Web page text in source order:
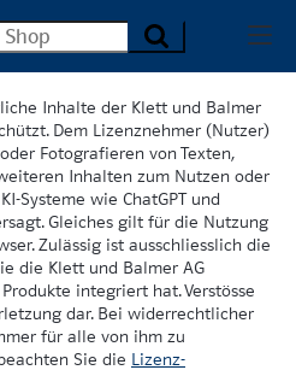
Inhalte der Klett und Balmer
Dem Lizenznehmer (Nutzer)
Fotografieren von Texten,
Inhalten zum Nutzen oder
Systeme wie ChatGPT und
Gleiches gilt für die Nutzung
Zulässig ist ausschliesslich die
die Klett und Balmer AG
integriert hat. Verstösse
dar. Bei widerrechtlicher
für alle von ihm zu
Sie die Lizenz-